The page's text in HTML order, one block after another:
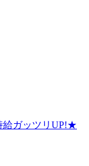
給ガッツリUP!★